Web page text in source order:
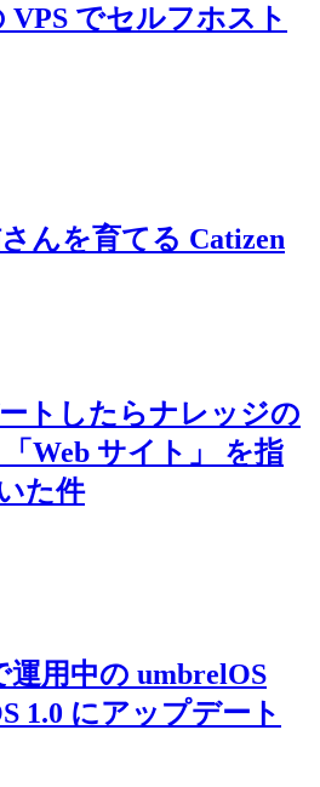
でセルフホスト
んを育てる Catizen
トしたらナレッジの
Web サイト」 を指
た件
運用中の umbrelOS
1.0 にアップデート